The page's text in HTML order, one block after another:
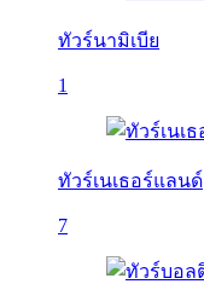
ทัวร์นามิเบีย
1
ทัวร์เนเธอร์แลนด์
7